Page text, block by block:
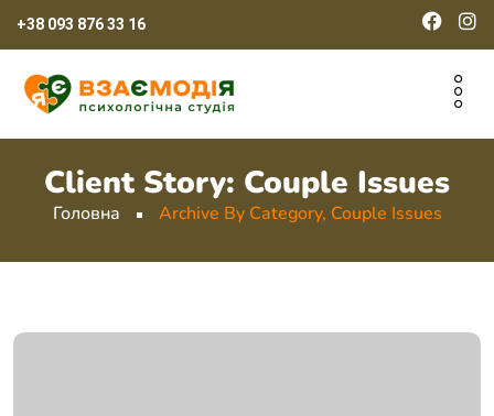
+38 093 876 33 16
Client Story: Couple Issues
Головна Archive By Category, Couple Issues